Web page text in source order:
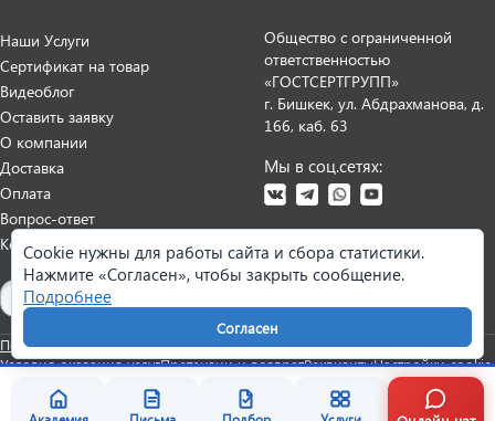
Наши Услуги
Сертификат на товар
Видеоблог
Оставить заявку
О компании
Доставка
Оплата
Вопрос-ответ
Контакты
Общество с ограниченной
ответственностью
«ГОСТСЕРТГРУПП»
г. Бишкек, ул. Абдрахманова, д.
166, каб. 63
Мы в соц.сетях:
Политика персональных данныхСогласие на обработку данных
Условия оказания услугПретензии и возвратРеквизитыНастройки cookie
Cookie нужны для работы сайта и сбора статистики.
Нажмите «Согласен», чтобы закрыть сообщение.
Подробнее
Согласен